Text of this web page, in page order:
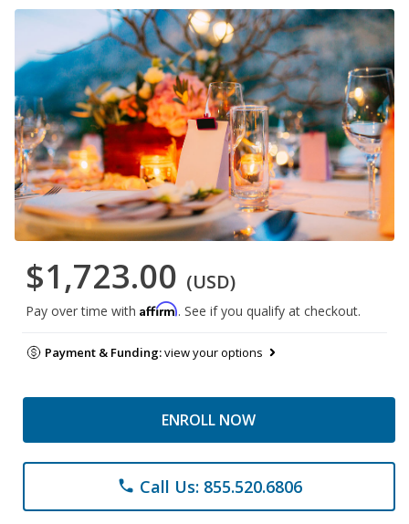
$1,723.00 (USD)
Pay over time with Affirm. See if you qualify at checkout.
Payment & Funding:view your options
ENROLL NOW
phone Call Us: 855.520.6806